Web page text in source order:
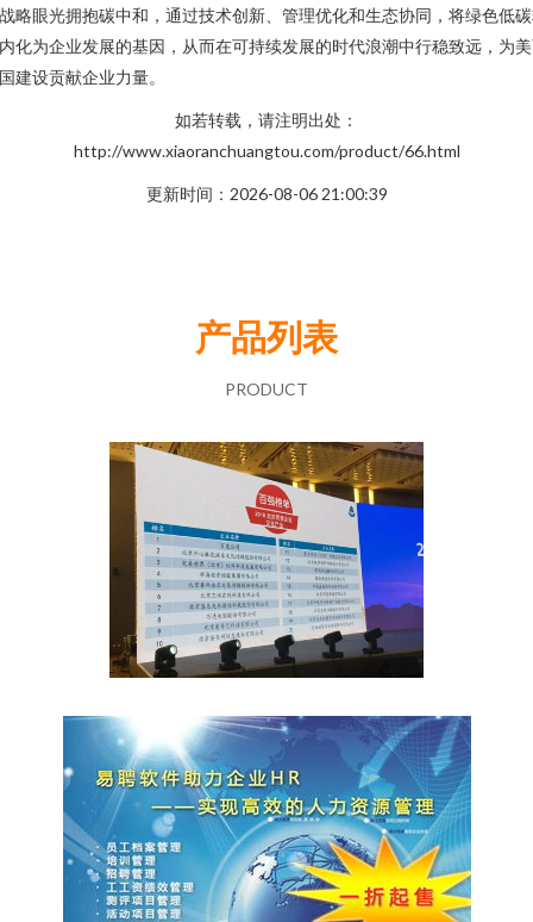
略眼光拥抱碳中和，通过技术创新、管理优化和生态协同，将绿色低
化为企业发展的基因，从而在可持续发展的时代浪潮中行稳致远，为
建设贡献企业力量。
如若转载，请注明出处：
http://www.xiaoranchuangtou.com/product/66.html
更新时间：2026-08-06 21:00:39
产品列表
PRODUCT